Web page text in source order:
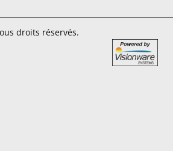
droits réservés.